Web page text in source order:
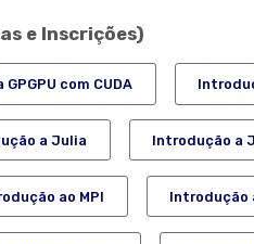
e Inscrições)
com CUDA
a Julia Introdução a
ao MPI Introdução